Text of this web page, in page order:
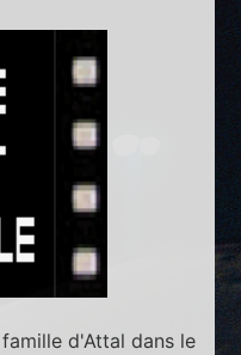
d'Attal dans le